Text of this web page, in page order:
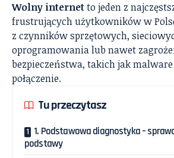
Wolny internetto jeden z
frustrujących użytkowników w
z czynników sprzętowych,
oprogramowania lub nawet
bezpieczeństwa, takich jak
połączenie.
Tu przeczytasz
1. Podstawowa diagnostyka –
podstawy